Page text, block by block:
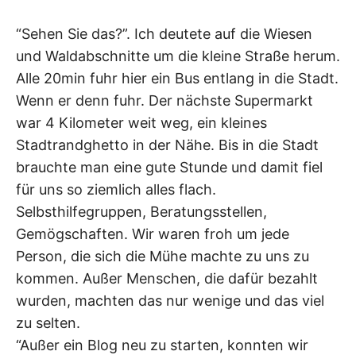
“Sehen Sie das?”. Ich deutete auf die Wiesen
und Waldabschnitte um die kleine Straße herum.
Alle 20min fuhr hier ein Bus entlang in die Stadt.
Wenn er denn fuhr. Der nächste Supermarkt
war 4 Kilometer weit weg, ein kleines
Stadtrandghetto in der Nähe. Bis in die Stadt
brauchte man eine gute Stunde und damit fiel
für uns so ziemlich alles flach.
Selbsthilfegruppen, Beratungsstellen,
Gemögschaften. Wir waren froh um jede
Person, die sich die Mühe machte zu uns zu
kommen. Außer Menschen, die dafür bezahlt
wurden, machten das nur wenige und das viel
zu selten.
“Außer ein Blog neu zu starten, konnten wir